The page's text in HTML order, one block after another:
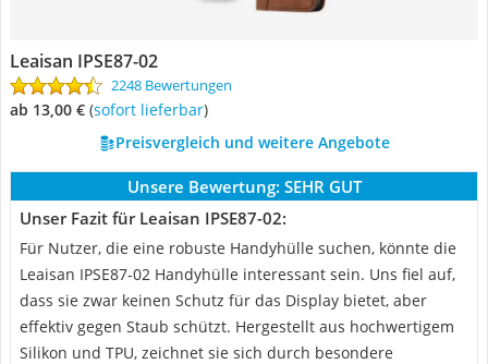
Leaisan IPSE87-02
2248 Bewertungen
ab 13,00 € ( Sofort lieferbar)
Preisvergleich und weitere Angebote
Unsere Bewertung: SEHR GUT
Unser Fazit für Leaisan IPSE87-02:
Für Nutzer, die eine robuste Handyhülle suchen, könnte die
Leaisan IPSE87-02 Handyhülle interessant sein. Uns fiel auf,
dass sie zwar keinen Schutz für das Display bietet, aber
effektiv gegen Staub schützt. Hergestellt aus hochwertigem
Silikon und TPU, zeichnet sie sich durch besondere